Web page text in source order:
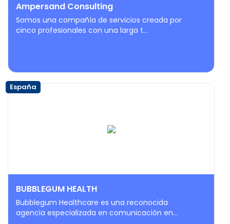
Ampersand Consulting
Somos una compañía de servicios creada por
cinco profesionales con una larga t...
España
BUBBLEGUM HEALTH
Bubblegum Healthcare es una reconocida
agencia especializada en comunicación en...